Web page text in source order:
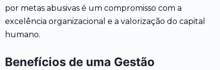
por metas abusivas é um compromisso com a
excelência organizacional e a valorização do capital
humano.
Benefícios de uma Gestão